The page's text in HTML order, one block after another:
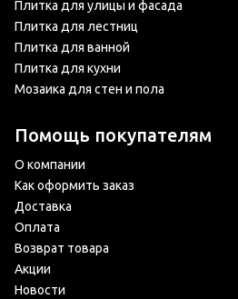
Плитка для улицы и фасада
Плитка для лестниц
Плитка для ванной
Плитка для кухни
Мозаика для стен и пола
Помощь покупателям
О компании
Как оформить заказ
Доставка
Оплата
Возврат товара
Акции
Новости